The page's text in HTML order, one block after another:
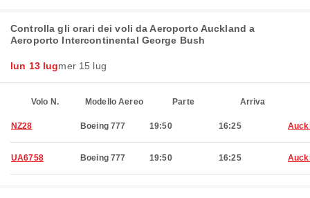
Controlla gli orari dei voli da Aeroporto Auckland a
Aeroporto Intercontinental George Bush
lun 13 lugmer 15 lug
Volo N. Modello Aereo Parte Arriva
NZ28 Boeing 777 19:50 16:25
UA6758 Boeing 777 19:50 16:25